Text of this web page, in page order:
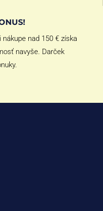
nákupe nad 150 € získa
navyše. Darček